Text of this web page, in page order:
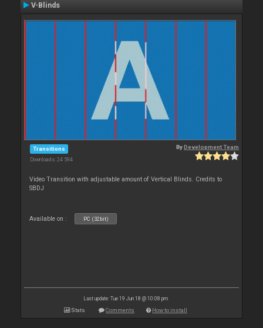
V-Blinds
Transitions
Downloads: 24 594
ByDevelopment Team
Video Transition with adjustable amount of Vertical Blinds. Credits to
SBDJ
Available on : PC (32bit)
Last update: Tue 19 Jun 18 @ 10:08 pm
Stats Comments How to install